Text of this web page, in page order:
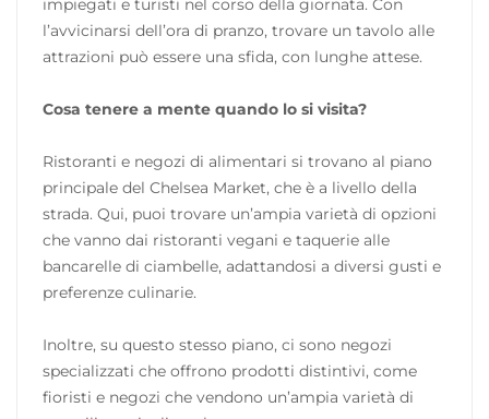
impiegati e turisti nel corso della giornata. Con
l’avvicinarsi dell’ora di pranzo, trovare un tavolo alle
attrazioni può essere una sfida, con lunghe attese.
Cosa tenere a mente quando lo si visita?
Ristoranti e negozi di alimentari si trovano al piano
principale del Chelsea Market, che è a livello della
strada. Qui, puoi trovare un’ampia varietà di opzioni
che vanno dai ristoranti vegani e taquerie alle
bancarelle di ciambelle, adattandosi a diversi gusti e
preferenze culinarie.
Inoltre, su questo stesso piano, ci sono negozi
specializzati che offrono prodotti distintivi, come
fioristi e negozi che vendono un’ampia varietà di